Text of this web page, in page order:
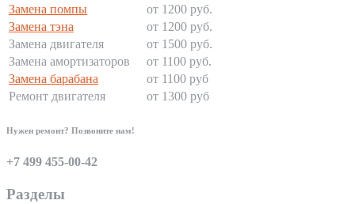
Замена помпы
от 1200 руб.
Замена тэна
от 1200 руб.
Замена двигателя
от 1500 руб.
Замена амортизаторов
от 1100 руб.
Замена барабана
от 1100 руб
Ремонт двигателя
от 1300 руб
Нужен ремонт? Позвоните нам!
+7 499 455-00-42
Разделы